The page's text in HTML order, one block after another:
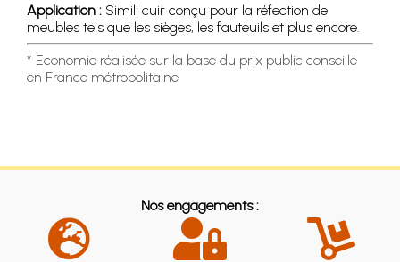
Application : Simili cuir conçu pour la réfection de
meubles tels que les sièges, les fauteuils et plus encore.
* Economie réalisée sur la base du prix public conseillé
en France métropolitaine
Nos engagements :